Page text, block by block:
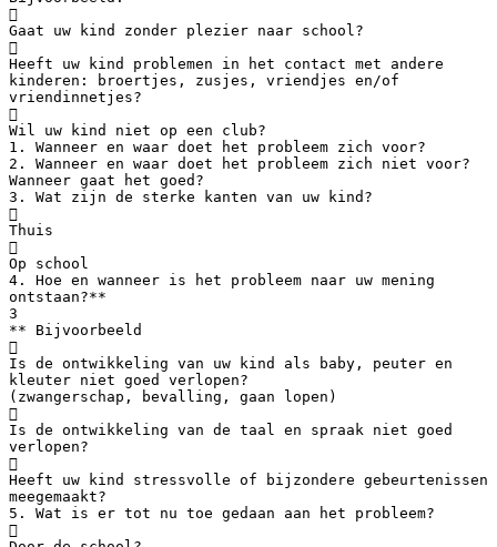

Gaat uw kind zonder plezier naar school?

Heeft uw kind problemen in het contact met andere
kinderen: broertjes, zusjes, vriendjes en/of
vriendinnetjes?

Wil uw kind niet op een club?
1. Wanneer en waar doet het probleem zich voor?
2. Wanneer en waar doet het probleem zich niet voor?
Wanneer gaat het goed?
3. Wat zijn de sterke kanten van uw kind?

Thuis

Op school
4. Hoe en wanneer is het probleem naar uw mening
ontstaan?**
3
** Bijvoorbeeld

Is de ontwikkeling van uw kind als baby, peuter en
kleuter niet goed verlopen?
(zwangerschap, bevalling, gaan lopen)

Is de ontwikkeling van de taal en spraak niet goed
verlopen?

Heeft uw kind stressvolle of bijzondere gebeurtenissen
meegemaakt?
5. Wat is er tot nu toe gedaan aan het probleem?
